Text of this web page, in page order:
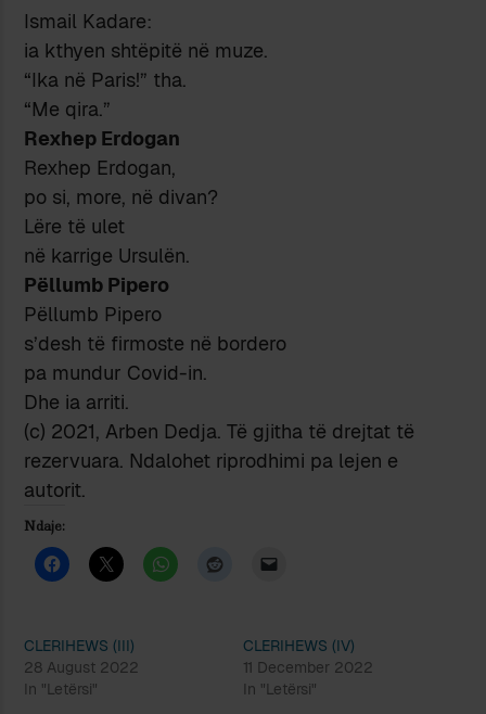
Ismail Kadare:
ia kthyen shtëpitë në muze.
“Ika në Paris!” tha.
“Me qira.”
Rexhep Erdogan
Rexhep Erdogan,
po si, more, në divan?
Lëre të ulet
në karrige Ursulën.
Pëllumb Pipero
Pëllumb Pipero
s’desh të firmoste në bordero
pa mundur Covid-in.
Dhe ia arriti.
(c) 2021, Arben Dedja. Të gjitha të drejtat të
rezervuara. Ndalohet riprodhimi pa lejen e
autorit.
Ndaje:
CLERIHEWS (III)
28 August 2022
In "Letërsi"
CLERIHEWS (IV)
11 December 2022
In "Letërsi"